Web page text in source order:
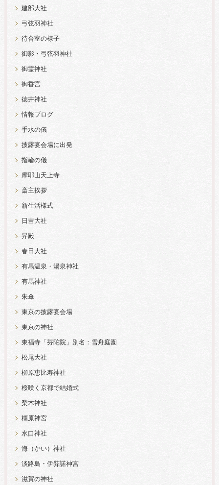
建部大社
弓弦羽神社
待合室の様子
御影・弓弦羽神社
御霊神社
御香宮
徳井神社
情報ブログ
手水の儀
披露宴会場に出発
指輪の儀
摩耶山天上寺
斎主挨拶
新生活様式
日吉大社
昇殿
春日大社
有馬温泉・湯泉神社
有馬神社
朱傘
東京の披露宴会場
東京の神社
東福寺「芬陀院」別名：雪舟庭園
松尾大社
柳原恵比寿神社
桜咲く京都で結婚式
梨木神社
橿原神宮
水口神社
海（かい）神社
淡路島・伊弉諾神宮
滋賀の神社